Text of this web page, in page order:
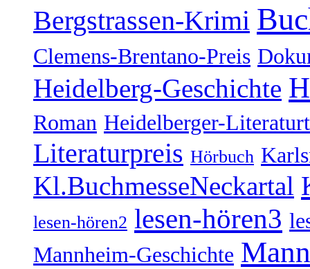
Bergstrassen-Krimi
Clemens-Brentano-Preis
Heidelberg-Geschichte
Roman Heidelberger-
Literaturpreis Hörbuch
Kl.BuchmesseNeckartal
lesen-hören2 lesen-hören3
Mannheim-Geschichte